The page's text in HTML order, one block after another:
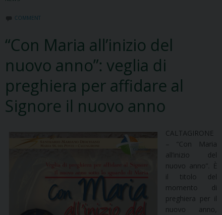
COMMENT
“Con Maria all’inizio del
nuovo anno”: veglia di
preghiera per affidare al
Signore il nuovo anno
CALTAGIRONE
– “Con Maria
all’inizio del
nuovo anno”. È
il titolo del
momento di
preghiera per il
nuovo anno,